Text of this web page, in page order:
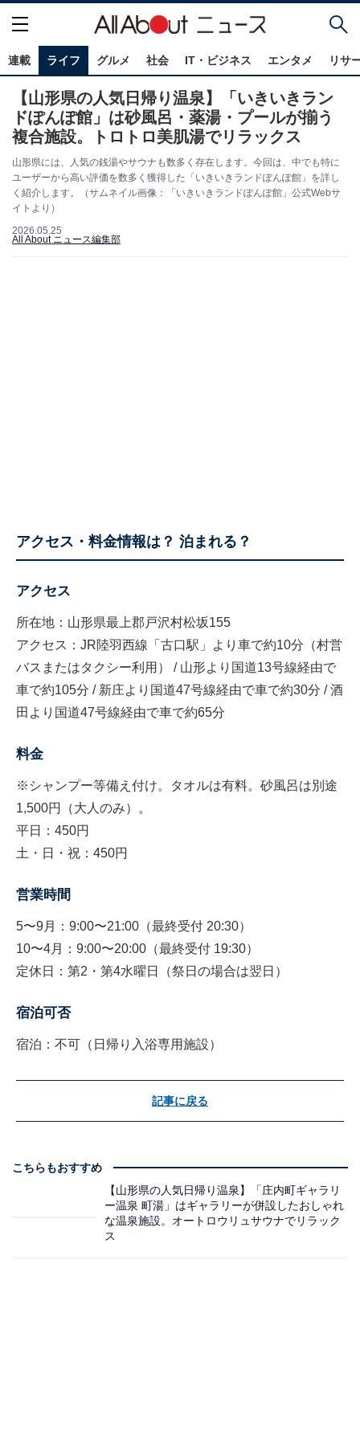
連載 ライフ グルメ 社会 IT・ビジネス エンタメ リサ
【山形県の人気日帰り温泉】「いきいきラン
ドぽんぽ館」は砂風呂・薬湯・プールが揃う
複合施設。トロトロ美肌湯でリラックス
山形県には、人気の銭湯やサウナも数多く存在します。今回は、中でも特に
ユーザーから高い評価を数多く獲得した「いきいきランドぽんぽ館」を詳し
く紹介します。（サムネイル画像：「いきいきランドぽんぽ館」公式Webサ
イトより）
2026.05.25
All About ニュース編集部
アクセス・料金情報は？ 泊まれる？
アクセス
所在地：山形県最上郡戸沢村松坂155
アクセス：JR陸羽西線「古口駅」より車で約10分（村営
バスまたはタクシー利用） / 山形より国道13号線経由で
車で約105分 / 新庄より国道47号線経由で車で約30分 / 酒
田より国道47号線経由で車で約65分
料金
※シャンプー等備え付け。タオルは有料。砂風呂は別途
1,500円（大人のみ）。
平日：450円
土・日・祝：450円
営業時間
5〜9月：9:00〜21:00（最終受付 20:30）
10〜4月：9:00〜20:00（最終受付 19:30）
定休日：第2・第4水曜日（祭日の場合は翌日）
宿泊可否
宿泊：不可（日帰り入浴専用施設）
記事に戻る
こちらもおすすめ
【山形県の人気日帰り温泉】「庄内町ギャラリ
ー温泉 町湯」はギャラリーが併設したおしゃれ
な温泉施設。オートロウリュサウナでリラック
ス